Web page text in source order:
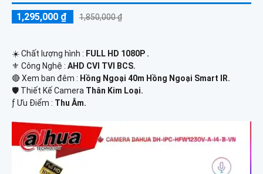
1,295,000 ₫ 1,850,000 ₫
☀️ Chất lượng hình : FULL HD 1080P .
⚜️ Công Nghệ : AHD CVI TVI BCS.
🔴 Xem ban đêm : Hồng Ngoại 40m Hồng Ngoại Smart IR.
🛡 Thiết Kế Camera Thân Kim Loại.
️ƒ Ưu Điểm : Thu Âm.